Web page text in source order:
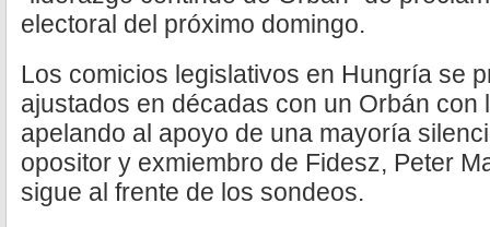
electoral del próximo domingo.
Los comicios legislativos en Hungría se
ajustados en décadas con un Orbán
apelando al apoyo de una mayoría
opositor y exmiembro de Fidesz, Peter
sigue al frente de los sondeos.